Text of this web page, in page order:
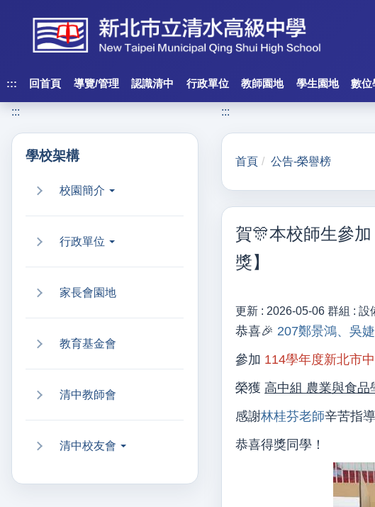
內
區
塊
::: 回首頁 導覽/管理 認識清中 行政單位 教師園地 學生園地 數位
:::
學校架構
校園簡介
行政單位
家長會園地
教育基金會
清中教師會
清中校友會
:::
首頁 公告-榮譽榜
賀🎊本校師生參
獎】
更新 :2026-05-06群組 :設
恭喜🎉 207鄭景鴻、吳
參加 114學年度新北市
榮獲 高中組 農業與食品
感謝林桂芬老師辛苦指
恭喜得獎同學 ！